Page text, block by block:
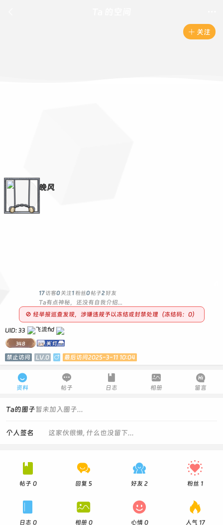
 关注
晚风
17 访客0 关注1粉丝0 帖子2 好友
Ta有点神秘，还没有自我介绍...
🚫 经举报巡查发现，涉嫌违规予以冻结或封禁处理（冻结码：0）
UID: 33
348
禁止访问 LV.0  最后访问2025-3-11 10:04

资料

帖子

日志

相册

留言
Ta的圈子暂未加入圈子...
这家伙很懒, 什么也没留下...
个人签名

帖子 0

回复 5

好友 2

粉丝 1

日志 0

相册 0

心情 0

人气 17